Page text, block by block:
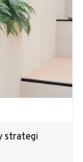
strategi